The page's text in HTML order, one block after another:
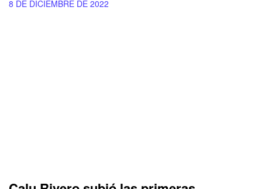
8 DE DICIEMBRE DE 2022